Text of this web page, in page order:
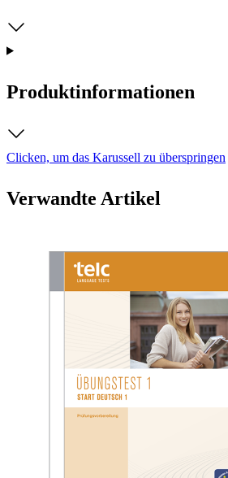
Produktinformationen
Clicken, um das Karussell zu überspringen
Verwandte Artikel